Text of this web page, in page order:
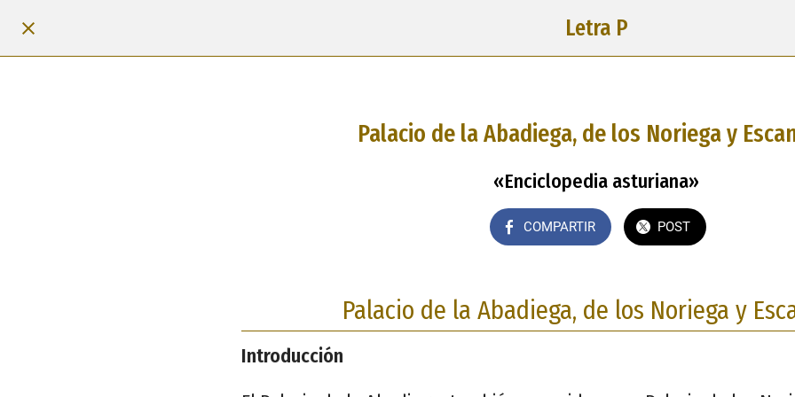
Letra P
Palacio de la Abadiega, de los Noriega y
«Enciclopedia asturiana»
COMPARTIR POST
Palacio de la Abadiega, de los Noriega y
Introducción